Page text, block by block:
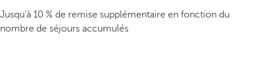
Jusqu’à 10 % de remise supplémentaire en fonction du
nombre de séjours accumulés